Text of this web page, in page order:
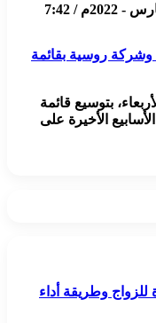
الأربعاء - 13 شعبان - 1443هـ / 16 مارس - 2022م / 7:42
من 200 شخصية وشركة روسية بقائمة
بتوسيع قائمة
الأخيرة على